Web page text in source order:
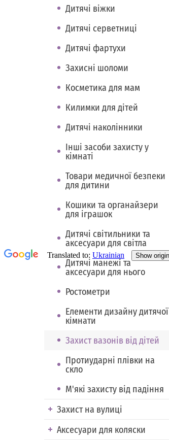
Дитячі віжки
Дитячі серветниці
Дитячі фартухи
Захисні шоломи
Косметика для мам
Килимки для дітей
Дитячі наколінники
Інші засоби захисту у
кімнаті
Товари медичної безпеки
для дитини
Кошики та органайзери
для іграшок
Дитячі світильники та
аксесуари для світла
Дитячі манежі та
аксесуари для нього
Ростометри
Елементи дизайну дитячої
кімнати
Захист вазонів від дітей
Протиударні плівки на
скло
М'які захисту від падіння
Захист на вулиці
Аксесуари для коляски